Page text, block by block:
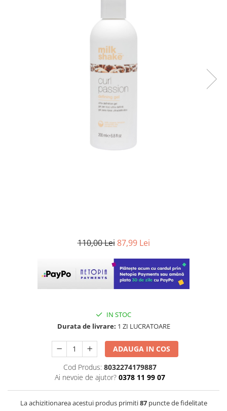
110,00 Lei 87,99 Lei
IN STOC
Durata de livrare: 1 ZI LUCRATOARE
ADAUGA IN COS
Cod Produs: 8032274179887
Ai nevoie de ajutor? 0378 11 99 07
La achizitionarea acestui produs primiti87puncte de fidelitate